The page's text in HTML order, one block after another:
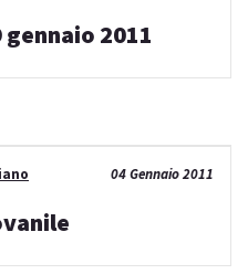
2011
04 Gennaio 2011